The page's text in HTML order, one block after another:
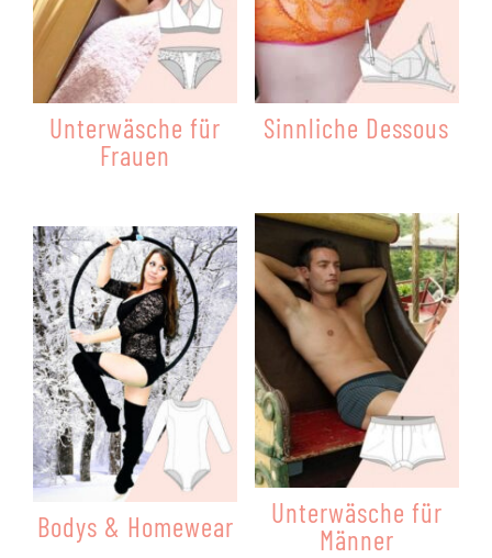
Unterwäsche für
Frauen
Sinnliche Dessous
Bodys & Homewear
Unterwäsche für
Männer